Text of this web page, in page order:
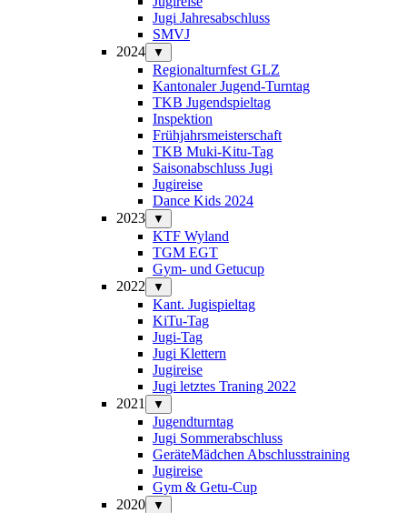
Jugi Jahresabschluss
SMVJ
2024
▼
Regionalturnfest GLZ
Kantonaler Jugend-Turntag
TKB Jugendspieltag
Inspektion
Frühjahrsmeisterschaft
TKB Muki-Kitu-Tag
Saisonabschluss Jugi
Jugireise
Dance Kids 2024
2023
▼
KTF Wyland
TGM EGT
Gym- und Getucup
2022
▼
Kant. Jugispieltag
KiTu-Tag
Jugi-Tag
Jugi Klettern
Jugireise
Jugi letztes Traning 2022
2021
▼
Jugendturntag
Jugi Sommerabschluss
GeräteMädchen Abschlusstraining
Jugireise
Gym & Getu-Cup
2020
▼